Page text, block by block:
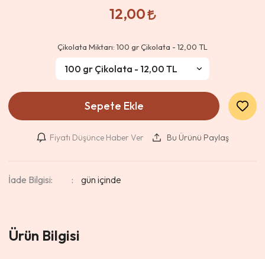
12,00
Çikolata Miktarı: 100 gr Çikolata - 12,00 TL
Sepete Ekle
Fiyatı Düşünce Haber Ver Bu Ürünü Paylaş
İade Bilgisi:
Ürün Bilgisi